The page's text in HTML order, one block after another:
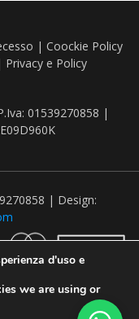
| Coockie Policy
Privacy e Policy
01539270858 |
| Design:
d'uso e
we are using or